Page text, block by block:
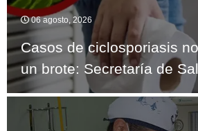
06 agosto, 2026
Casos de ciclosporiasis
un brote: Secretaría de